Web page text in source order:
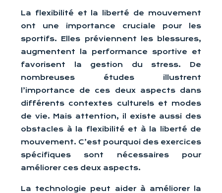
La flexibilité et la liberté de mouvement
ont une importance cruciale pour les
sportifs. Elles préviennent les blessures,
augmentent la performance sportive et
favorisent la gestion du stress. De
nombreuses études illustrent
l’importance de ces deux aspects dans
différents contextes culturels et modes
de vie. Mais attention, il existe aussi des
obstacles à la flexibilité et à la liberté de
mouvement. C’est pourquoi des exercices
spécifiques sont nécessaires pour
améliorer ces deux aspects.
La technologie peut aider à améliorer la